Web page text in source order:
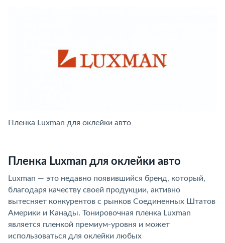
Пленка Luxman для оклейки авто
Пленка Luxman для оклейки авто
Luxman — это недавно появившийся бренд, который,
благодаря качеству своей продукции, активно
вытесняет конкурентов с рынков Соединенных Штатов
Америки и Канады. Тонировочная пленка Luxman
является пленкой премиум-уровня и может
использоваться для оклейки любых